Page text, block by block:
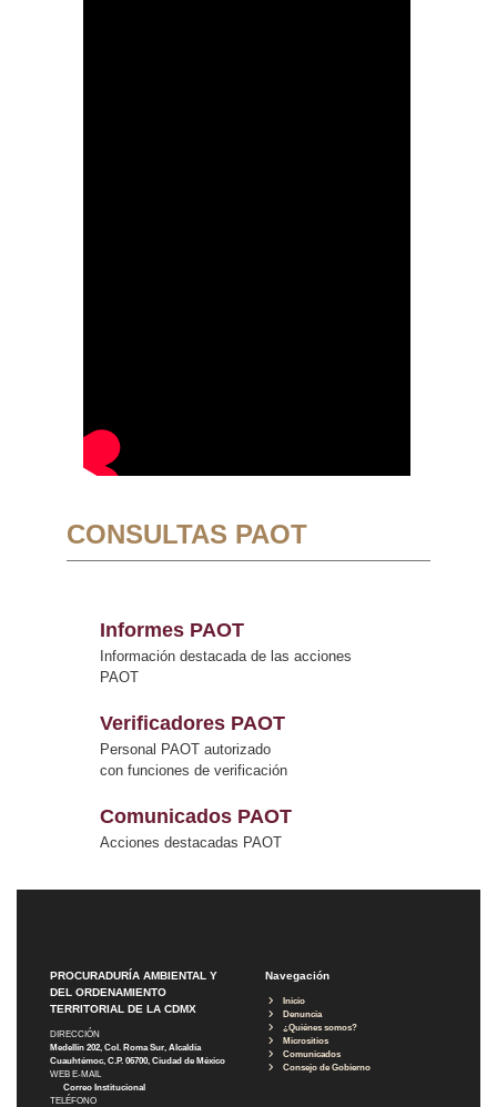
CONSULTAS PAOT
Informes PAOT
Información destacada de las acciones
PAOT
Verificadores PAOT
Personal PAOT autorizado
con funciones de verificación
Comunicados PAOT
Acciones destacadas PAOT
PROCURADURÍA AMBIENTAL Y
DEL ORDENAMIENTO
TERRITORIAL DE LA CDMX
DIRECCIÓN
Medellín 202, Col. Roma Sur, Alcaldía
Cuauhtémoc, C.P. 06700, Ciudad de México
WEB E-MAIL
Correo Institucional
TELÉFONO
Navegación
Inicio
Denuncia
¿Quiénes somos?
Micrositios
Comunicados
Consejo de Gobierno